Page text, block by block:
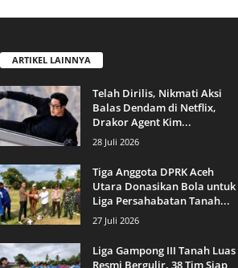
ARTIKEL LAINNYA
Telah Dirilis, Nikmati Aksi
Balas Dendam di Netflix,
Drakor Agent Kim...
28 Juli 2026
Tiga Anggota DPRK Aceh
Utara Donasikan Bola untuk
Liga Persahabatan Tanah...
27 Juli 2026
Liga Gampong III Tanah Luas
Resmi Bergulir, 38 Tim Siap